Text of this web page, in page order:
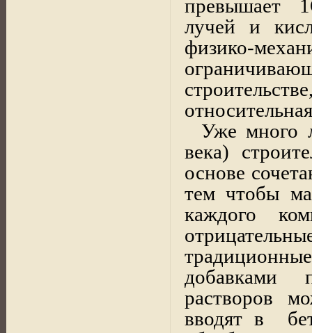
превышает
лучей и
физико-
Уже много
века)
основе
тем чтобы
каждого
добавками
растворов
вводят в